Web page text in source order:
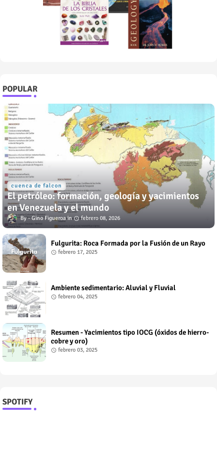
POPULAR
cuenca de falcon
El petróleo: formación, geología y yacimientos
en Venezuela y el mundo
Gino Figueroa febrero 08, 2026
Fulgurita: Roca Formada por la Fusión de un Rayo
febrero 17, 2025
Ambiente sedimentario: Aluvial y Fluvial
febrero 04, 2025
Resumen - Yacimientos tipo IOCG (óxidos de hierro-
cobre y oro)
febrero 03, 2025
SPOTIFY